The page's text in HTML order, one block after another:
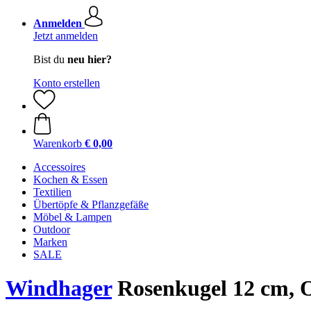
Anmelden
Jetzt anmelden
Bist du neu hier?
Konto erstellen
Warenkorb € 0,00
Accessoires
Kochen & Essen
Textilien
Übertöpfe & Pflanzgefäße
Möbel & Lampen
Outdoor
Marken
SALE
WindhagerRosenkugel 12 cm,